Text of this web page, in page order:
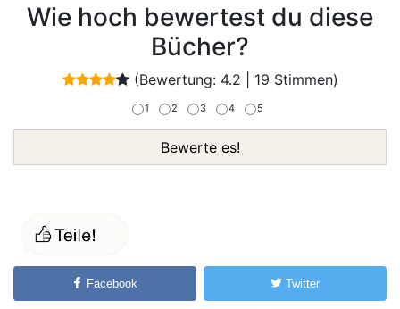
Wie hoch bewertest du diese
Bücher?
(Bewertung: 4.2 19 Stimmen)
1 2 3 4 5
Bewerte es!
Facebook Twitter